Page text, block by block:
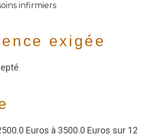
infirmiers
exigée
Euros à 3500.0 Euros sur 12